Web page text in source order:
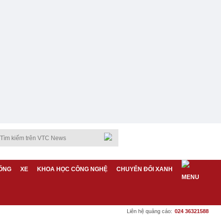
XE KHOA HỌC CÔNG NGHỆ CHUYỂN ĐỔI XANH
Liên hệ quảng cáo: 024 36321588